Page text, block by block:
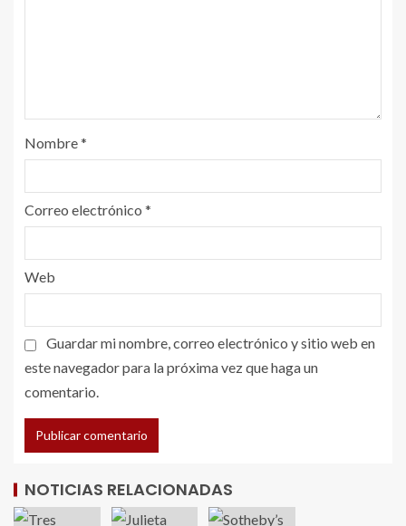
Nombre*
Correo electrónico *
Web
Guardar mi nombre, correo electrónico y sitio web en
este navegador para la próxima vez que haga un
comentario.
NOTICIAS RELACIONADAS